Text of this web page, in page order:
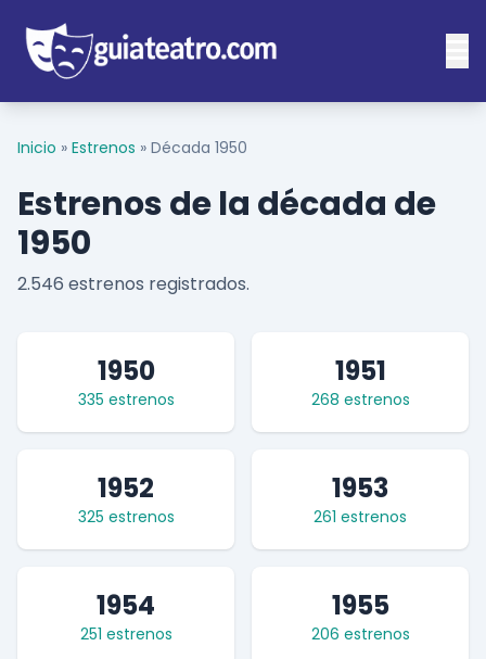
Inicio » Estrenos » Década 1950
Estrenos de la década de
1950
2.546 estrenos registrados.
1950
335 estrenos
1951
268 estrenos
1952
325 estrenos
1953
261 estrenos
1954
251 estrenos
1955
206 estrenos